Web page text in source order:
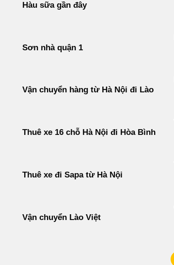
Hàu sữa gần đây
Sơn nhà quận 1
Vận chuyển hàng từ Hà Nội đi Lào
Thuê xe 16 chỗ Hà Nội đi Hòa Bình
Thuê xe đi Sapa từ Hà Nội
Vận chuyển Lào Việt